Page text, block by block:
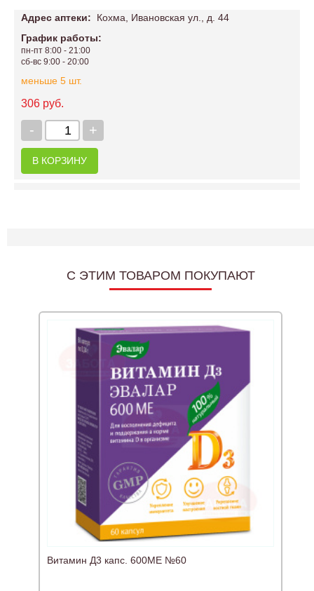
Адрес аптеки:
Кохма, Ивановская ул., д. 44
График работы:
пн-пт 8:00 - 21:00
сб-вс 9:00 - 20:00
меньше 5 шт.
306 руб.
+
-
В КОРЗИНУ
C ЭТИМ ТОВАРОМ ПОКУПАЮТ
Витамин Д3 капс. 600МЕ №60